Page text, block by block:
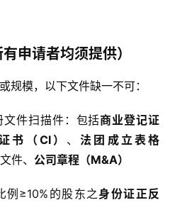
申请者均须提供）
规模，以下文件缺一不可：
文件扫描件：包括商业登记证
书（CI） 、法团成立表格
件、 公司章程（M&A）
例≥10%的股东之身份证正反